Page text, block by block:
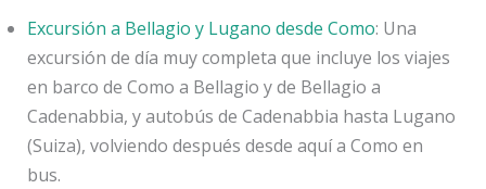
Excursión a Bellagio y Lugano desde Como: Una
excursión de día muy completa que incluye los viajes
en barco de Como a Bellagio y de Bellagio a
Cadenabbia, y autobús de Cadenabbia hasta Lugano
(Suiza), volviendo después desde aquí a Como en
bus.